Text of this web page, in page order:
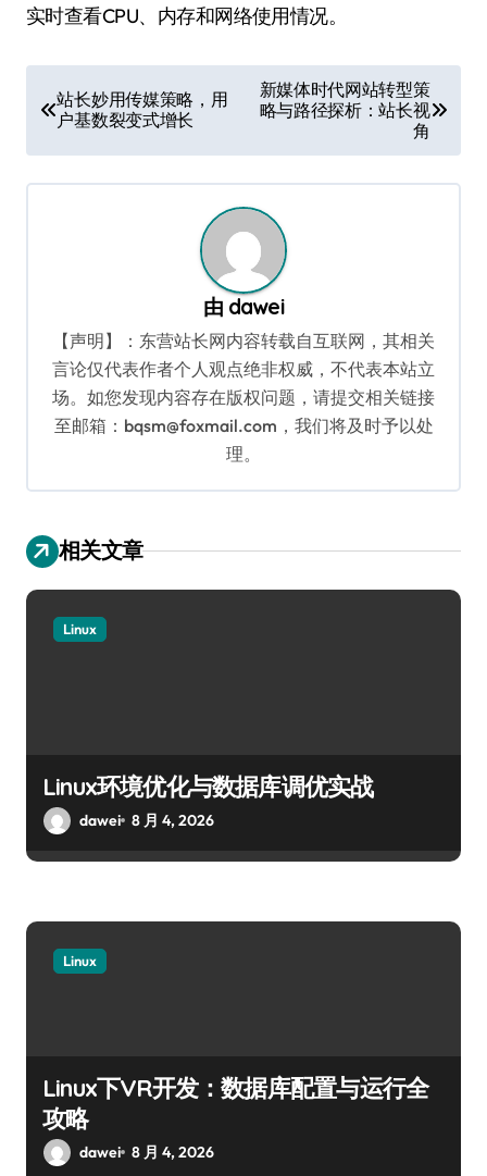
实时查看CPU、内存和网络使用情况。
章
导
航
站长妙用传媒策略，用
户基数裂变式增长
新媒体时代网站转型策
略与路径探析：站长视
角
由 dawei
【声明】：东营站长网内容转载自互联网，其相关
言论仅代表作者个人观点绝非权威，不代表本站立
场。如您发现内容存在版权问题，请提交相关链接
至邮箱：bqsm@foxmail.com，我们将及时予以处
理。
相关文章
Linux
Linux环境优化与数据库调优实战
dawei 8 月 4, 2026
Linux
Linux下VR开发：数据库配置与运行全
攻略
dawei 8 月 4, 2026